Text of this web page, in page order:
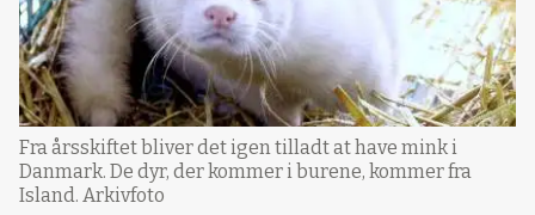
Fra årsskiftet bliver det igen tilladt at have mink i
Danmark. De dyr, der kommer i burene, kommer fra
Island. Arkivfoto